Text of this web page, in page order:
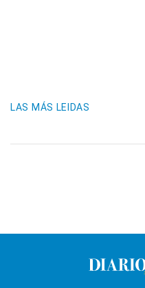
LAS MÁS LEIDAS